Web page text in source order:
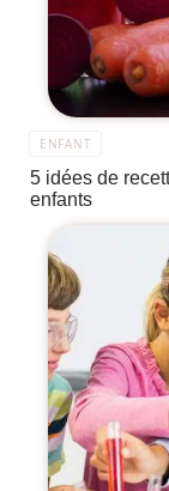
ENFANT
5 idées de
enfants